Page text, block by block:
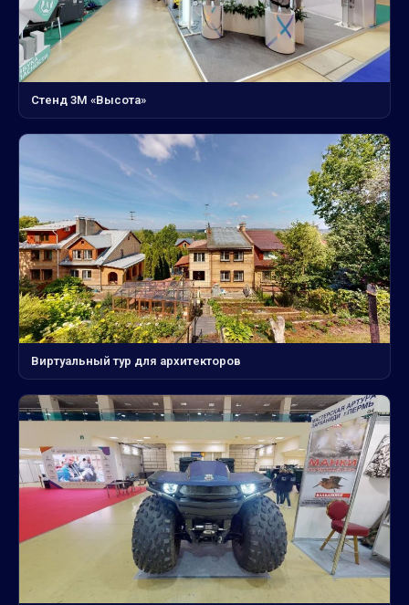
Стенд 3М «Высота»
Виртуальный тур для архитекторов